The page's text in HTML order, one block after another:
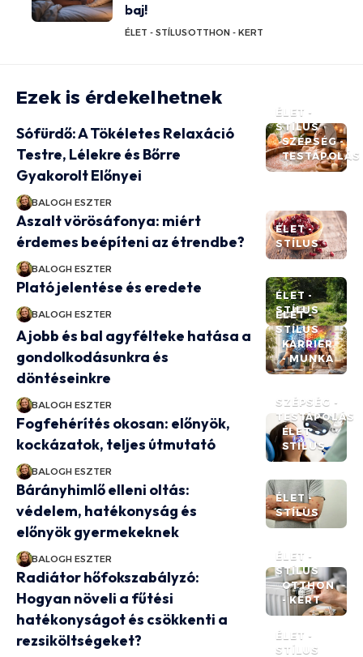
baj!
ÉLET - STÍLUSOTTHON - KERT
Ezek is érdekelhetnek
ÉLET -
STÍLUS
SZÉPSÉG -
TESTÁPOLÁS
Sófürdő: A Tökéletes Relaxáció
Testre, Lélekre és Bőrre
Gyakorolt Előnyei
BALOGH ESZTER
ÉLET -
STÍLUS
Aszalt vörösáfonya: miért
érdemes beépíteni az étrendbe?
BALOGH ESZTER
ÉLET -
STÍLUS
Plató jelentése és eredete
BALOGH ESZTER
ÉLET -
STÍLUS
KARRIER
- MUNKA
A jobb és bal agyfélteke hatása a
gondolkodásunkra és
döntéseinkre
BALOGH ESZTER
SZÉPSÉG -
TESTÁPOLÁS
ÉLET -
STÍLUS
Fogfehérítés okosan: előnyök,
kockázatok, teljes útmutató
BALOGH ESZTER
ÉLET -
STÍLUS
Bárányhimlő elleni oltás:
védelem, hatékonyság és
előnyök gyermekeknek
BALOGH ESZTER
ÉLET -
STÍLUS
OTTHON
- KERT
Radiátor hőfokszabályzó:
Hogyan növeli a fűtési
hatékonyságot és csökkenti a
rezsiköltségeket?
ÉLET -
STÍLUS